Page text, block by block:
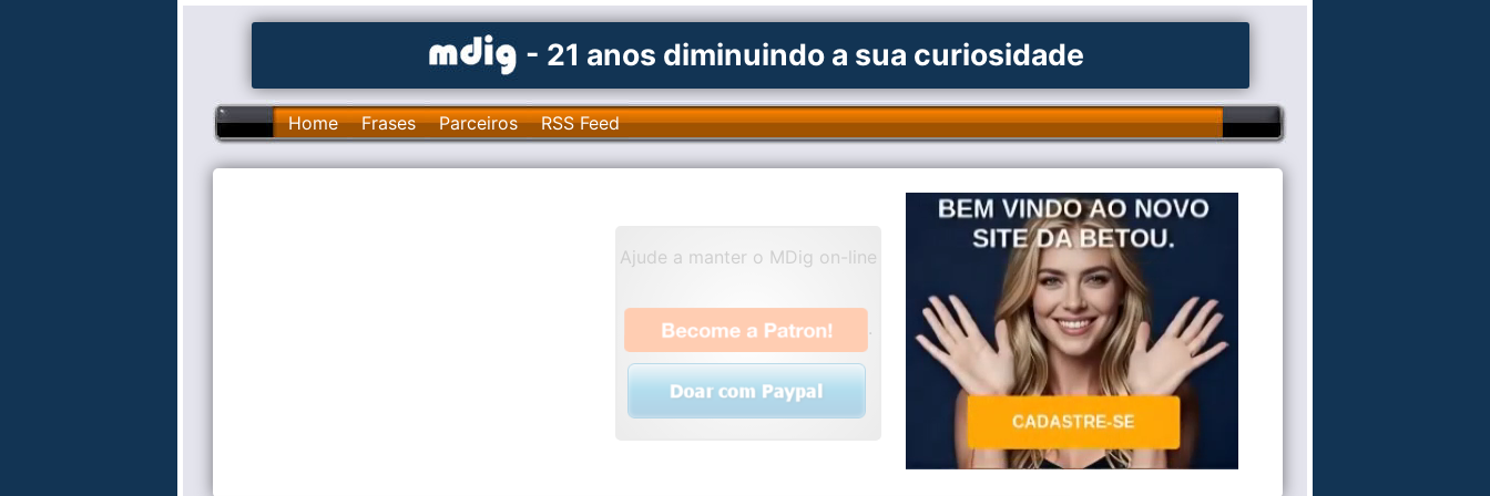
- 21 anos diminuindo a sua curiosidade
Home Frases Parceiros RSS Feed
Ajude a manter o MDig on-line
.